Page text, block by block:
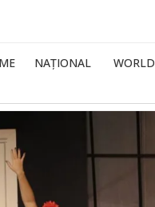
NAȚIONAL WORLD